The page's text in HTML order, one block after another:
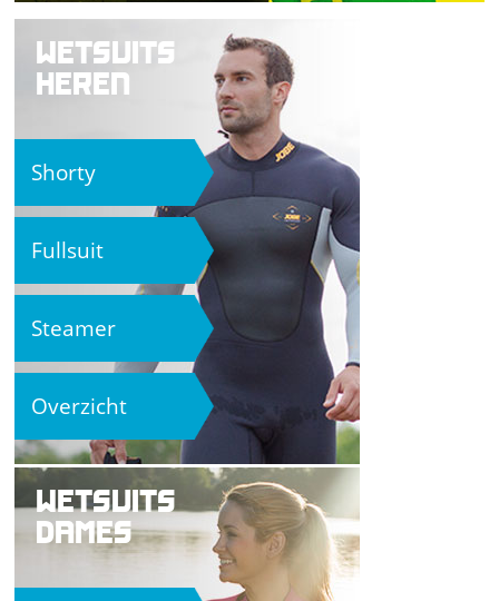
WETSUITS
HEREN
Shorty
Fullsuit
Steamer
Overzicht
WETSUITS
DAMES